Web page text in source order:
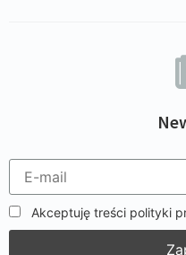
Akceptuję treści polityki